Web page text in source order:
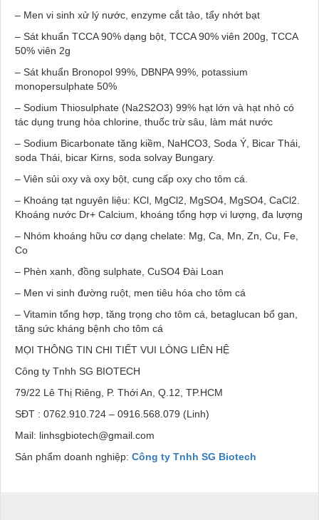
– Men vi sinh xử lý nước, enzyme cắt tảo, tẩy nhớt bạt
– Sát khuẩn TCCA 90% dạng bột, TCCA 90% viên 200g, TCCA
50% viên 2g
– Sát khuẩn Bronopol 99%, DBNPA 99%, potassium
monopersulphate 50%
– Sodium Thiosulphate (Na2S2O3) 99% hạt lớn và hạt nhỏ có
tác dụng trung hòa chlorine, thuốc trừ sâu, làm mát nước
– Sodium Bicarbonate tăng kiềm, NaHCO3, Soda Ý, Bicar Thái,
soda Thái, bicar Kirns, soda solvay Bungary.
– Viên sủi oxy và oxy bột, cung cấp oxy cho tôm cá.
– Khoáng tạt nguyên liệu: KCl, MgCl2, MgSO4, MgSO4, CaCl2.
Khoáng nước Dr+ Calcium, khoáng tổng hợp vi lượng, đa lượng
– Nhóm khoáng hữu cơ dạng chelate: Mg, Ca, Mn, Zn, Cu, Fe,
Co
– Phèn xanh, đồng sulphate, CuSO4 Đài Loan
– Men vi sinh đường ruột, men tiêu hóa cho tôm cá
– Vitamin tổng hợp, tăng trọng cho tôm cá, betaglucan bổ gan,
tăng sức kháng bệnh cho tôm cá
MỌI THÔNG TIN CHI TIẾT VUI LÒNG LIÊN HỆ
Công ty Tnhh SG BIOTECH
79/22 Lê Thị Riêng, P. Thới An, Q.12, TP.HCM
SĐT : 0762.910.724 – 0916.568.079 (Linh)
Mail: linhsgbiotech@gmail.com
Sản phẩm doanh nghiệp: Công ty Tnhh SG Biotech